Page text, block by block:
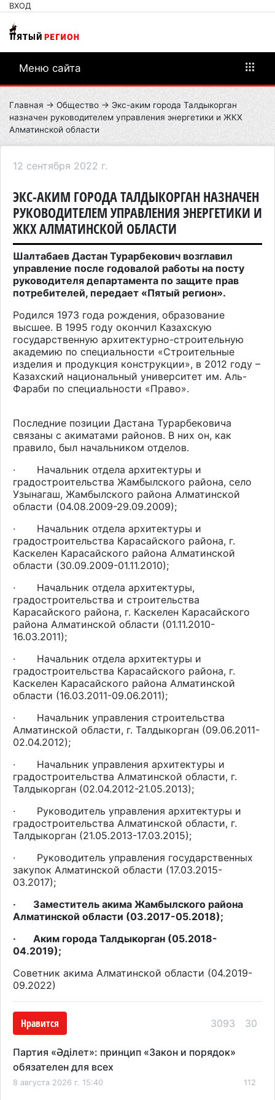
ВХОД
Меню сайта
Главная → Общество → Экс-аким города Талдыкорган
назначен руководителем управления энергетики и ЖКХ
Алматинской области
12 сентября 2022 г.
ЭКС-АКИМ ГОРОДА ТАЛДЫКОРГАН НАЗНАЧЕН
РУКОВОДИТЕЛЕМ УПРАВЛЕНИЯ ЭНЕРГЕТИКИ И
ЖКХ АЛМАТИНСКОЙ ОБЛАСТИ
Шалтабаев Дастан Турарбекович возглавил
управление после годовалой работы на посту
руководителя департамента по защите прав
потребителей, передает «Пятый регион».
Родился 1973 года рождения, образование
высшее. В 1995 году окончил Казахскую
государственную архитектурно-строительную
академию по специальности «Строительные
изделия и продукция конструкции», в 2012 году –
Казахский национальный университет им. Аль-
Фараби по специальности «Право».
Последние позиции Дастана Турарбековича
связаны с акиматами районов. В них он, как
правило, был начальником отделов.
· Начальник отдела архитектуры и
градостроительства Жамбылского района, село
Узынагаш, Жамбылского района Алматинской
области (04.08.2009-29.09.2009);
· Начальник отдела архитектуры и
градостроительства Карасайского района, г.
Каскелен Карасайского района Алматинской
области (30.09.2009-01.11.2010);
· Начальник отдела архитектуры,
градостроительства и строительства
Карасайского района, г. Каскелен Карасайского
района Алматинской области (01.11.2010-
16.03.2011);
· Начальник отдела архитектуры и
градостроительства Карасайского района, г.
Каскелен Карасайского района Алматинской
области (16.03.2011-09.06.2011);
· Начальник управления строительства
Алматинской области, г. Талдыкорган (09.06.2011-
02.04.2012);
· Начальник управления архитектуры и
градостроительства Алматинской области, г.
Талдыкорган (02.04.2012-21.05.2013);
· Руководитель управления архитектуры и
градостроительства Алматинской области, г.
Талдыкорган (21.05.2013-17.03.2015);
· Руководитель управления государственных
закупок Алматинской области (17.03.2015-
03.2017);
· Заместитель акима Жамбылского района
Алматинской области (03.2017-05.2018);
· Аким города Талдыкорган (05.2018-
04.2019);
Советник акима Алматинской области (04.2019-
09.2022)
Нравится 3093 30
Партия «Әділет»: принцип «Закон и порядок»
обязателен для всех
8 августа 2026 г. 15:40 112